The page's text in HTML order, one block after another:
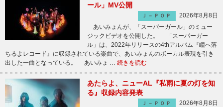
ール」MV公開
Ｊ－ＰＯＰ
2026年8月8日
あいみょんが、「スーパーガール」のミュー
ジックビデオを公開した。 「スーパーガー
ル」は、2022年リリースの4thアルバム『瞳へ落
ちるよレコード』に収録されている楽曲で、あいみょんのボーカル表現を引き
出した一曲となっている。 あいみょ … 続きを読む
あたらよ、ニューAL『私雨に夏の灯を知
る』収録内容発表
Ｊ－ＰＯＰ
2026年8月8日